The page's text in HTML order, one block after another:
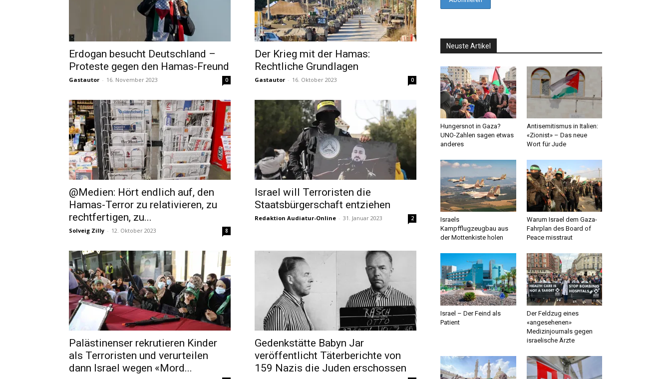
Erdogan besucht Deutschland –
Proteste gegen den Hamas-Freund
Gastautor - 16. November 2023 0
Der Krieg mit der Hamas:
Rechtliche Grundlagen
Gastautor - 16. Oktober 2023 0
@Medien: Hört endlich auf, den
Hamas-Terror zu relativieren, zu
rechtfertigen, zu...
Solveig Zilly - 12. Oktober 2023 8
Israel will Terroristen die
Staatsbürgerschaft entziehen
Redaktion Audiatur-Online - 31. Januar 2023 2
Palästinenser rekrutieren Kinder
als Terroristen und verurteilen
dann Israel wegen «Mord...
Gedenkstätte Babyn Jar
veröffentlicht Täterberichte von
159 Nazis die Juden erschossen
Neuste Artikel
Hungersnot in Gaza?
UNO-Zahlen sagen etwas
anderes
Antisemitismus in Italien:
«Zionist» – Das neue
Wort für Jude
Israels
Kampfflugzeugbau aus
der Mottenkiste holen
Warum Israel dem Gaza-
Fahrplan des Board of
Peace misstraut
Israel – Der Feind als
Patient
Der Feldzug eines
«angesehenen»
Medizinjournals gegen
israelische Ärzte